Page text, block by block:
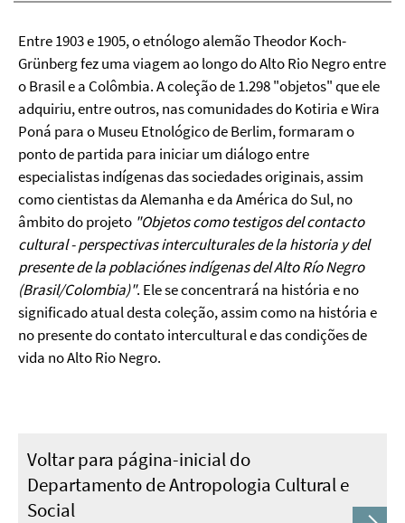
Entre 1903 e 1905, o etnólogo alemão Theodor Koch-
Grünberg fez uma viagem ao longo do Alto Rio Negro entre
o Brasil e a Colômbia. A coleção de 1.298 "objetos" que ele
adquiriu, entre outros, nas comunidades do Kotiria e Wira
Poná para o Museu Etnológico de Berlim, formaram o
ponto de partida para iniciar um diálogo entre
especialistas indígenas das sociedades originais, assim
como cientistas da Alemanha e da América do Sul, no
âmbito do projeto "Objetos como testigos del contacto
cultural - perspectivas interculturales de la historia y del
presente de la poblaciónes indígenas del Alto Río Negro
(Brasil/Colombia)". Ele se concentrará na história e no
significado atual desta coleção, assim como na história e
no presente do contato intercultural e das condições de
vida no Alto Rio Negro.
Voltar para página-inicial do
Departamento de Antropologia Cultural e
Social